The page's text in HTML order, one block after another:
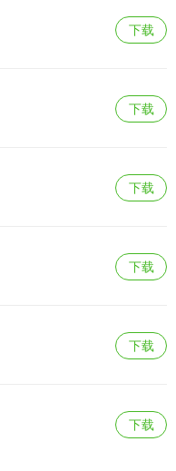
下载
下载
下载
下载
下载
下载